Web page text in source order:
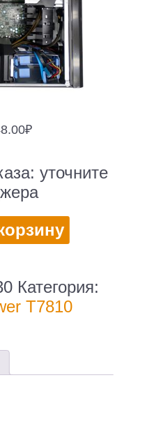
₽
уточните
Категория:
T7810